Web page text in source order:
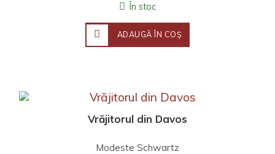
În stoc
ADAUGĂ ÎN COŞ
Vrăjitorul din Davos
Modeste Schwartz